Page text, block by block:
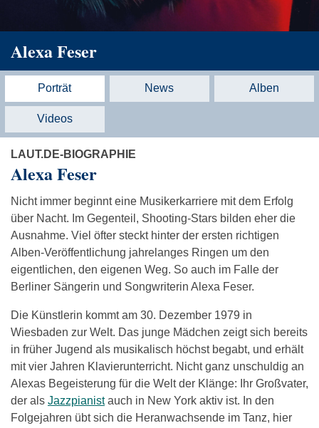
Alexa Feser
Porträt News Alben
Videos
LAUT.DE-BIOGRAPHIE
Alexa Feser
Nicht immer beginnt eine Musikerkarriere mit dem Erfolg
über Nacht. Im Gegenteil, Shooting-Stars bilden eher die
Ausnahme. Viel öfter steckt hinter der ersten richtigen
Alben-Veröffentlichung jahrelanges Ringen um den
eigentlichen, den eigenen Weg. So auch im Falle der
Berliner Sängerin und Songwriterin Alexa Feser.
Die Künstlerin kommt am 30. Dezember 1979 in
Wiesbaden zur Welt. Das junge Mädchen zeigt sich bereits
in früher Jugend als musikalisch höchst begabt, und erhält
mit vier Jahren Klavierunterricht. Nicht ganz unschuldig an
Alexas Begeisterung für die Welt der Klänge: Ihr Großvater,
der als Jazzpianistauch in New York aktiv ist. In den
Folgejahren übt sich die Heranwachsende im Tanz, hier